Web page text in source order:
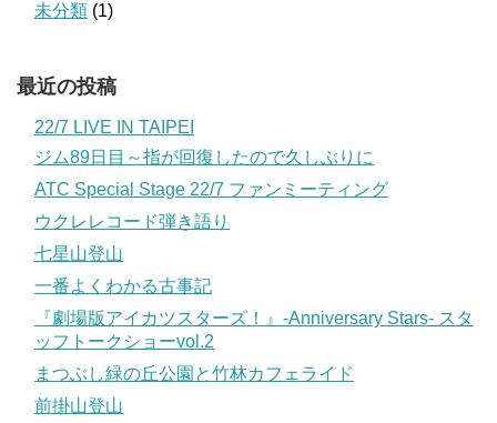
未分類 (1)
最近の投稿
22/7 LIVE IN TAIPEI
ジム89日目～指が回復したので久しぶりに
ATC Special Stage 22/7 ファンミーティング
ウクレレコード弾き語り
七星山登山
一番よくわかる古事記
『劇場版アイカツスターズ！』-Anniversary Stars- スタ
ッフトークショーvol.2
まつぶし緑の丘公園と竹林カフェライド
前掛山登山